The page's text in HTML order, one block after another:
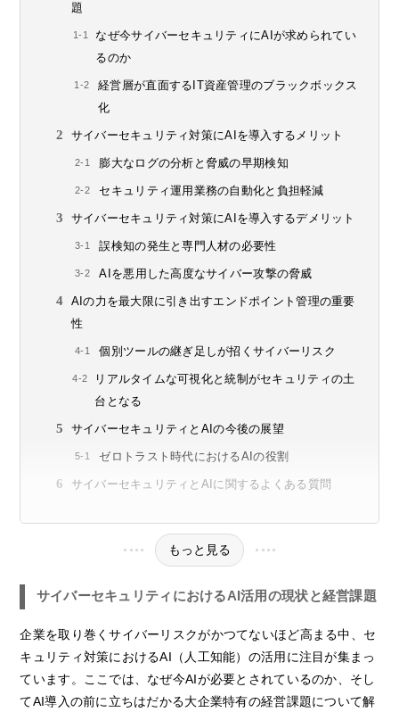
題
なぜ今サイバーセキュリティにAIが求められてい
るのか
経営層が直面するIT資産管理のブラックボックス
化
サイバーセキュリティ対策にAIを導入するメリット
膨大なログの分析と脅威の早期検知
セキュリティ運用業務の自動化と負担軽減
サイバーセキュリティ対策にAIを導入するデメリット
誤検知の発生と専門人材の必要性
AIを悪用した高度なサイバー攻撃の脅威
AIの力を最大限に引き出すエンドポイント管理の重要
性
個別ツールの継ぎ足しが招くサイバーリスク
リアルタイムな可視化と統制がセキュリティの土
台となる
サイバーセキュリティとAIの今後の展望
ゼロトラスト時代におけるAIの役割
サイバーセキュリティとAIに関するよくある質問
もっと見る
サイバーセキュリティにおけるAI活用の現状と経営課題
企業を取り巻くサイバーリスクがかつてないほど高まる中、セ
キュリティ対策におけるAI（人工知能）の活用に注目が集まっ
ています。ここでは、なぜ今AIが必要とされているのか、そし
てAI導入の前に立ちはだかる大企業特有の経営課題について解